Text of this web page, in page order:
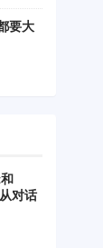
要大
对话